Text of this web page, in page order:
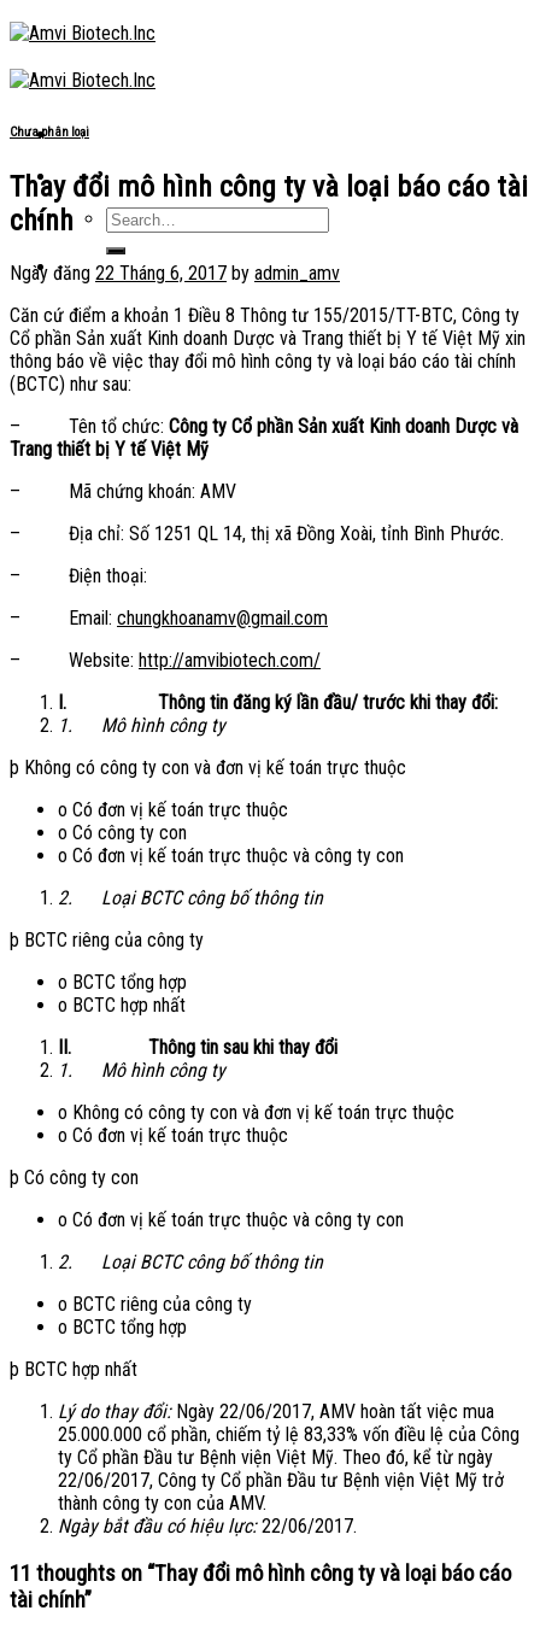
Skip
to
content
Chưa phân loại
Thay đổi mô hình công ty và loại báo cáo tài
chính
Ngày đăng 22 Tháng 6, 2017 by admin_amv
Căn cứ điểm a khoản 1 Điều 8 Thông tư 155/2015/TT-BTC, Công ty
Cổ phần Sản xuất Kinh doanh Dược và Trang thiết bị Y tế Việt Mỹ xin
thông báo về việc thay đổi mô hình công ty và loại báo cáo tài chính
(BCTC) như sau:
– Tên tổ chức: Công ty Cổ phần Sản xuất Kinh doanh Dược và
Trang thiết bị Y tế Việt Mỹ
– Mã chứng khoán: AMV
– Địa chỉ: Số 1251 QL 14, thị xã Đồng Xoài, tỉnh Bình Phước.
– Điện thoại:
– Email: chungkhoanamv@gmail.com
– Website: http://amvibiotech.com/
I. Thông tin đăng ký lần đầu/ trước khi thay đổi:
1. Mô hình công ty
þ Không có công ty con và đơn vị kế toán trực thuộc
o Có đơn vị kế toán trực thuộc
o Có công ty con
o Có đơn vị kế toán trực thuộc và công ty con
2. Loại BCTC công bố thông tin
þ BCTC riêng của công ty
o BCTC tổng hợp
o BCTC hợp nhất
II. Thông tin sau khi thay đổi
1. Mô hình công ty
o Không có công ty con và đơn vị kế toán trực thuộc
o Có đơn vị kế toán trực thuộc
þ Có công ty con
o Có đơn vị kế toán trực thuộc và công ty con
2. Loại BCTC công bố thông tin
o BCTC riêng của công ty
o BCTC tổng hợp
þ BCTC hợp nhất
Lý do thay đổi:Ngày 22/06/2017, AMV hoàn tất việc mua
25.000.000 cổ phần, chiếm tỷ lệ 83,33% vốn điều lệ của Công
ty Cổ phần Đầu tư Bệnh viện Việt Mỹ. Theo đó, kể từ ngày
22/06/2017, Công ty Cổ phần Đầu tư Bệnh viện Việt Mỹ trở
thành công ty con của AMV.
Ngày bắt đầu có hiệu lực:22/06/2017.
11 thoughts on “Thay đổi mô hình công ty và loại báo cáo
tài chính”